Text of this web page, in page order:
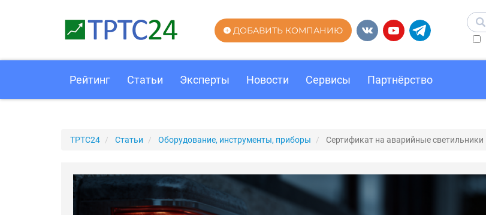
ДОБАВИТЬ КОМПАНИЮ
Рейтинг Статьи Эксперты Новости Сервисы Партнёрство
ТРТС24 Статьи Оборудование, инструменты, приборы Сертификат на аварийные светильники